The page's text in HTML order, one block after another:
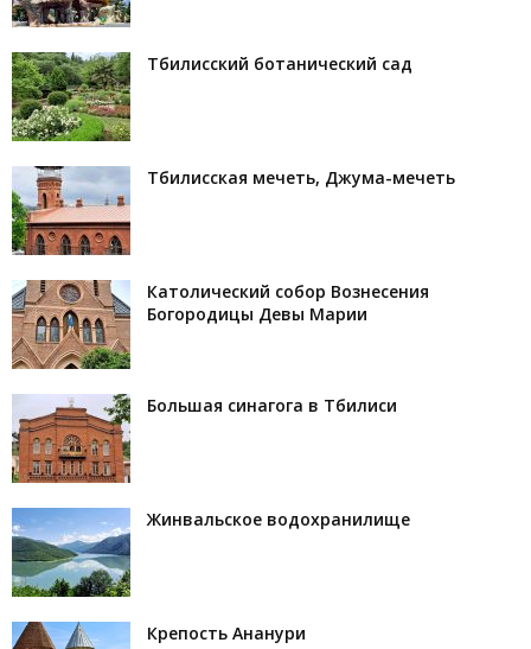
Тбилисский ботанический сад
Тбилисская мечеть, Джума-мечеть
Католический собор Вознесения
Богородицы Девы Марии
Большая синагога в Тбилиси
Жинвальское водохранилище
Крепость Ананури